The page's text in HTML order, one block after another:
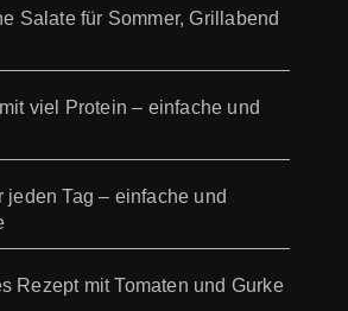
Salate für Sommer, Grillabend
viel Protein – einfache und
Tag – einfache und
Rezept mit Tomaten und Gurke